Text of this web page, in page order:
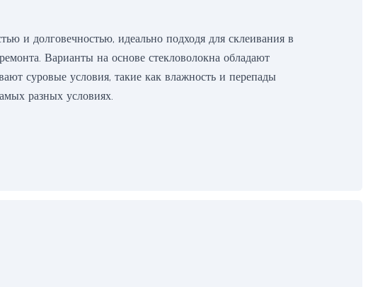
и долговечностью, идеально подходя для склеивания в
Варианты на основе стекловолокна обладают
суровые условия, такие как влажность и перепады
разных условиях.